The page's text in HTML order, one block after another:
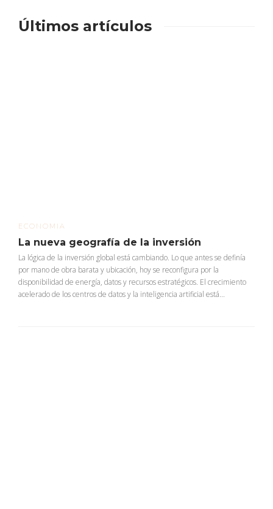
Últimos artículos
ECONOMIA
La nueva geografía de la inversión
La lógica de la inversión global está cambiando. Lo que antes se definía
por mano de obra barata y ubicación, hoy se reconfigura por la
disponibilidad de energía, datos y recursos estratégicos. El crecimiento
acelerado de los centros de datos y la inteligencia artificial está...